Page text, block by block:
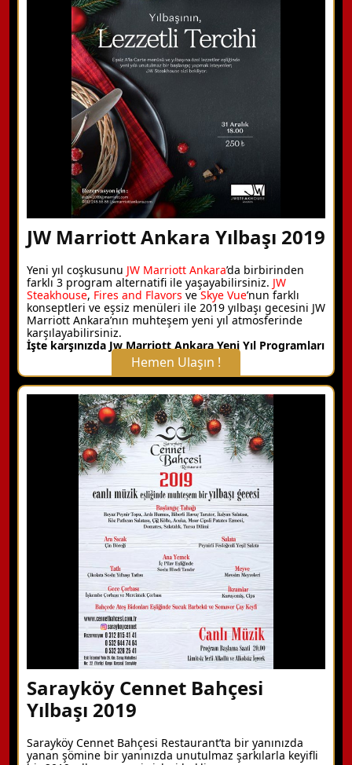
Hemen Arayın
Detaylı Bilgi Alın
JW Marriott Ankara Yılbaşı 2019
Yeni yıl coşkusunu JW Marriott Ankara’da birbirinden
farklı 3 program alternatifi ile yaşayabilirsiniz. JW
Steakhouse, Fires and Flavors veSkye Vue’nun farklı
konseptleri ve eşsiz menüleri ile 2019 yılbaşı gecesini JW
Marriott Ankara’nın muhteşem yeni yıl atmosferinde
karşılayabilirsiniz.
İşte karşınızda Jw Marriott Ankara Yeni Yıl Programları
Hemen Ulaşın !
X Kapat
WhatsApp ile Bilgi Alın
Hemen Arayın
Detaylı Bilgi Alın
Sarayköy Cennet Bahçesi
Yılbaşı 2019
Sarayköy Cennet Bahçesi Restaurant’ta bir yanınızda
yanan şömine bir yanınızda unutulmaz şarkılarla keyifli